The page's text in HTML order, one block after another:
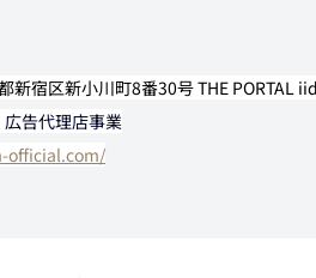
新宿区新小川町8番30号 THE PORTAL
告代理店事業
official.com/